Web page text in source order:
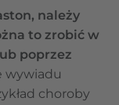
należy
to zrobić w
poprzez
wywiadu
choroby